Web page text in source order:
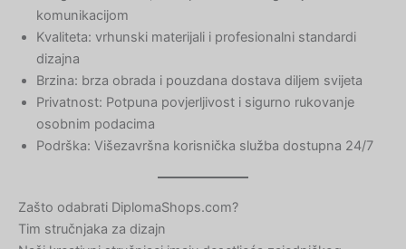
komunikacijom
Kvaliteta: vrhunski materijali i profesionalni standardi
dizajna
Brzina: brza obrada i pouzdana dostava diljem svijeta
Privatnost: Potpuna povjerljivost i sigurno rukovanje
osobnim podacima
Podrška: Višezavršna korisnička služba dostupna 24/7
Zašto odabrati DiplomaShops.com?
Tim stručnjaka za dizajn